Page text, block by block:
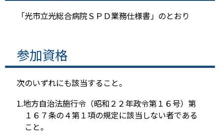
「光市立光総合病院ＳＰＤ業務仕様書」のとおり
参加資格
次のいずれにも該当すること。
地方自治法施行令（昭和２２年政令第１６号）第
１６７条の４第１項の規定に該当しない者である
こと。